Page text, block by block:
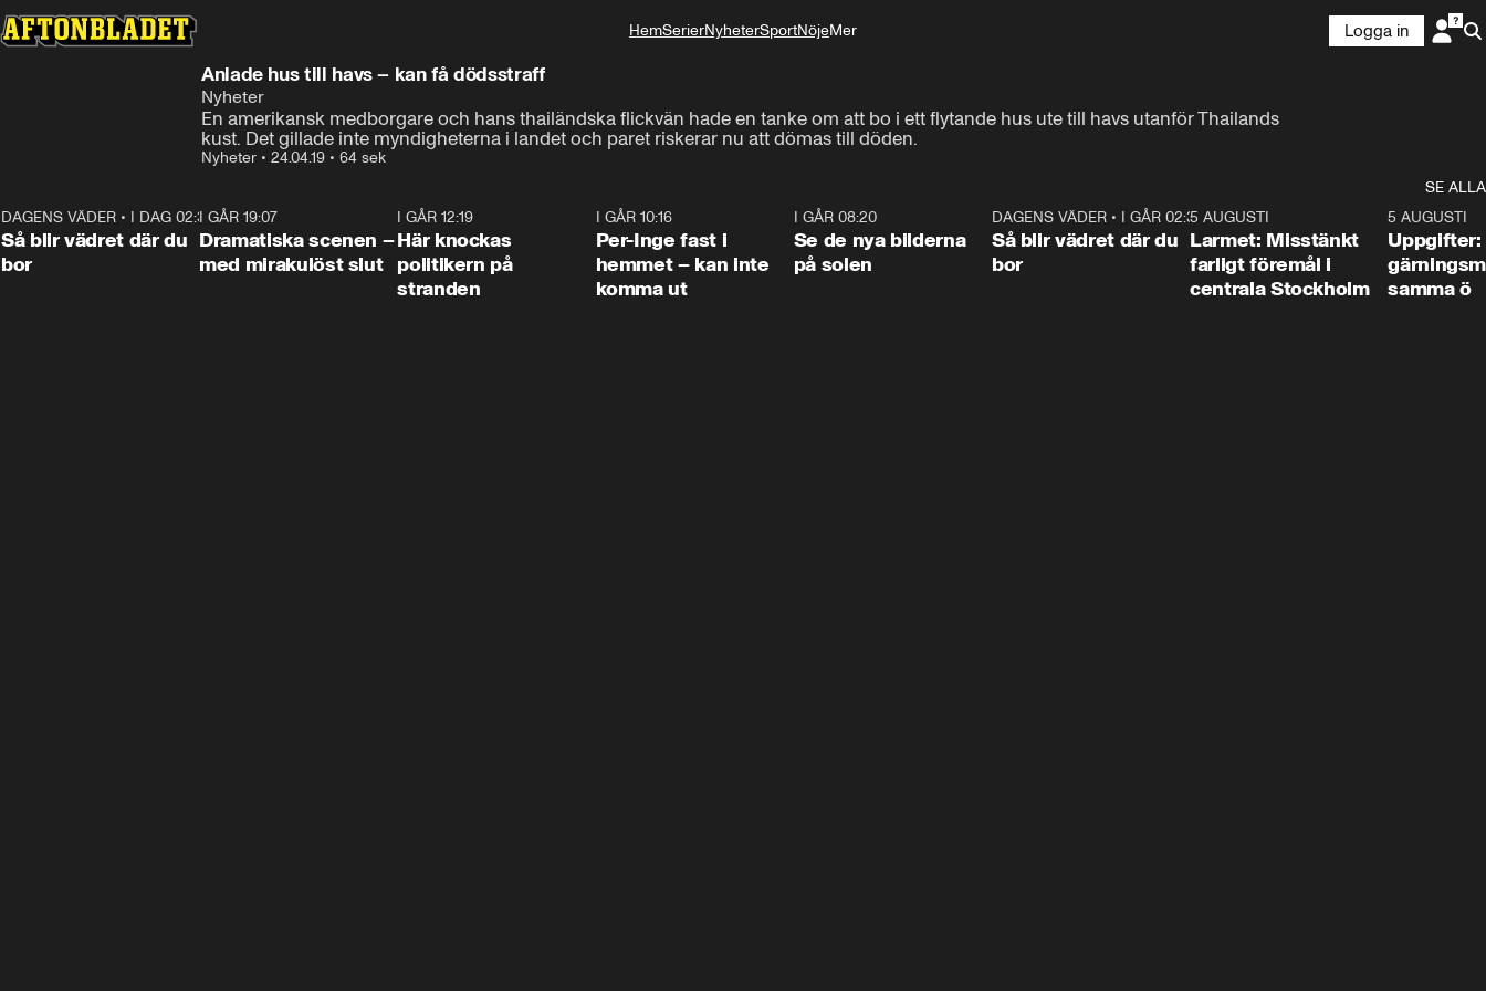
HemSerierNyheterSportNöjeMer
Logga in
Anlade hus till havs – kan få dödsstraff
Nyheter
En amerikansk medborgare och hans thailändska flickvän hade en tanke om att bo i ett flytande hus ute till havs utanför Thailands
kust. Det gillade inte myndigheterna i landet och paret riskerar nu att dömas till döden.
Nyheter • 24.04.19 • 64 sek
SE ALLA
1:06
DAGENS VÄDER • I DAG 02:30
Så blir vädret där du
bor
I GÅR 19:07
Dramatiska scenen –
med mirakulöst slut
I GÅR 12:19
Här knockas
politikern på
stranden
I GÅR 10:16
Per-Inge fast i
hemmet – kan inte
komma ut
I GÅR 08:20
Se de nya bilderna
på solen
1:06
DAGENS VÄDER• I GÅR 02:30
Så blir vädret där du
bor
0:35
5 AUGUSTI
Larmet: Misstänkt
farligt föremål i
centrala Stockholm
5 AUGUSTI
Uppgifter:
samma ö